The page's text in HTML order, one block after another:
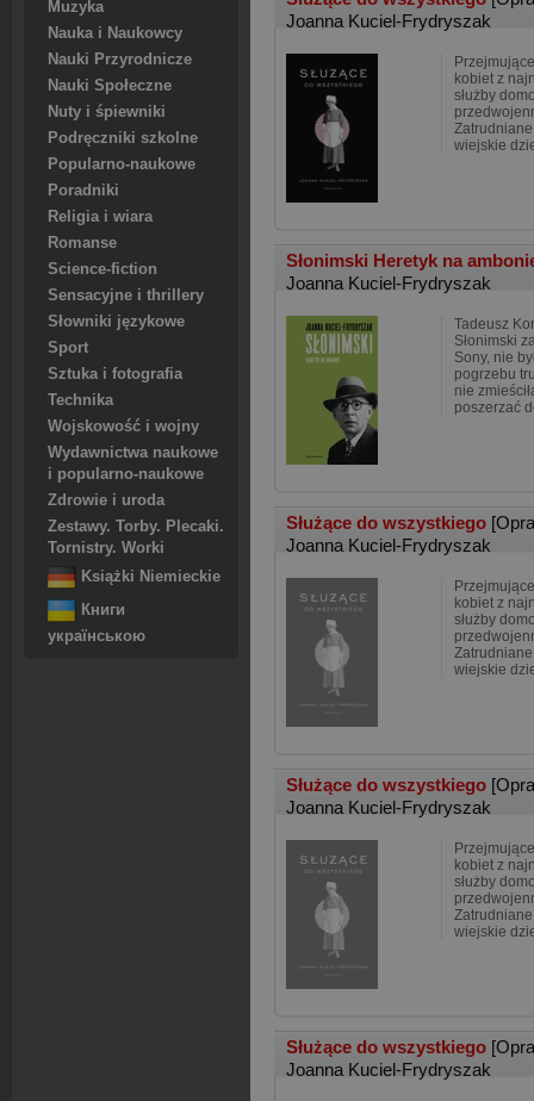
Muzyka
Nauka i Naukowcy
Nauki Przyrodnicze
Nauki Społeczne
Nuty i śpiewniki
Podręczniki szkolne
Popularno-naukowe
Poradniki
Religia i wiara
Romanse
Science-fiction
Sensacyjne i thrillery
Słowniki językowe
Sport
Sztuka i fotografia
Technika
Wojskowość i wojny
Wydawnictwa naukowe
i popularno-naukowe
Zdrowie i uroda
Zestawy. Torby. Plecaki.
Tornistry. Worki
Książki Niemieckie
Книги
українською
Joanna Kuciel-Frydryszak
kobiet z
służby
wiejskie
Słonimski Heretyk na
Joanna Kuciel-Frydryszak
Tadeusz
Słonimski
Sony, nie
pogrzebu
nie
poszerzać
Służące do wszystkiego
Joanna Kuciel-Frydryszak
kobiet z
służby
wiejskie
Służące do wszystkiego
Joanna Kuciel-Frydryszak
kobiet z
służby
wiejskie
Służące do wszystkiego
Joanna Kuciel-Frydryszak